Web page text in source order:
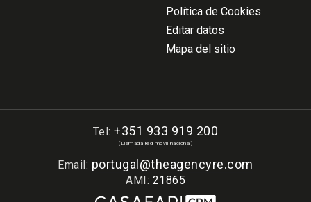
Política de Cookies
Editar datos
Mapa del sitio
Tel:+351 933 919 200
(Llamada red móvil nacional)
Email: portugal@theagencyre.com
AMI: 21865